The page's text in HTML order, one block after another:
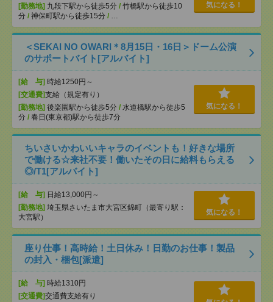
[勤務地] 九段下駅から徒歩5分 / 竹橋駅から徒歩10
分 / 神保町駅から徒歩15分 / …
気になる！
＜SEKAI NO OWARI＊8月15日・16日＞ドーム公演
のサポートバイト[アルバイト]
[給 与] 時給1250円～
[交通費]支給（規定有り）
[勤務地] 後楽園駅から徒歩5分 / 水道橋駅から徒歩5
分 / 春日(東京都)駅から徒歩7分
気になる！
ちいさいかわいいキャラのイベントも！好きな場所
で働ける☆来社不要！働いたその日に給料もらえる
◎/T1[アルバイト]
[給 与] 日給13,000円～
[勤務地] 埼玉県さいたま市大宮区錦町（最寄り駅：
大宮駅）
気になる！
座り仕事！高時給！土日休み！日勤のお仕事！製品
の封入・梱包[派遣]
[給 与] 時給1310円
[交通費]交通費支給有り